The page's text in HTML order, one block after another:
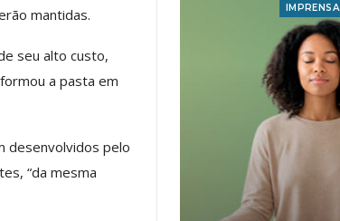
mantidas.
seu alto custo,
a pasta em
desenvolvidos pelo
“da mesma
IMPRENSA